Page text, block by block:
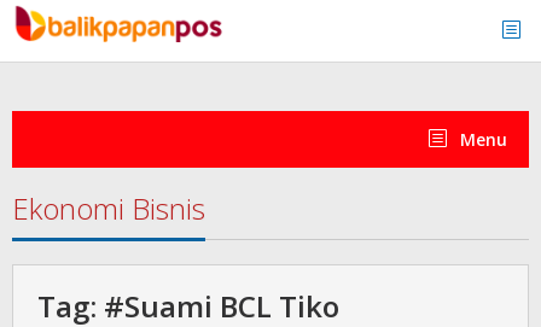
Skip
to
content
Menu
Ekonomi Bisnis
Tag: #Suami BCL Tiko